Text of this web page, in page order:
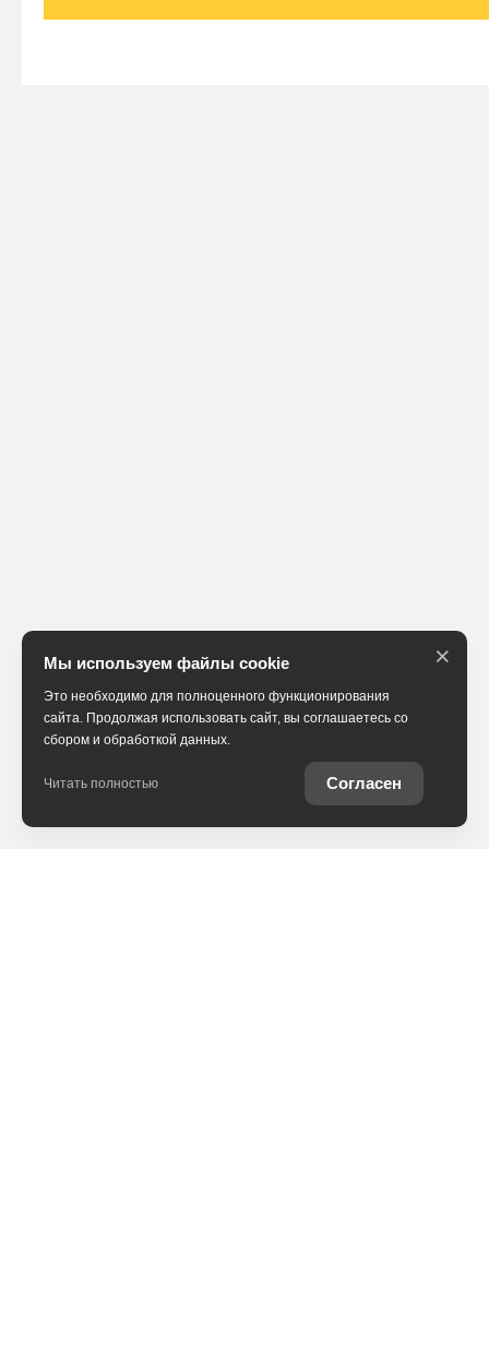
Мы используем файлы cookie
Это необходимо для полноценного функционирования
сайта. Продолжая использовать сайт, вы соглашаетесь со
сбором и обработкой данных.
Читать полностью Согласен
×